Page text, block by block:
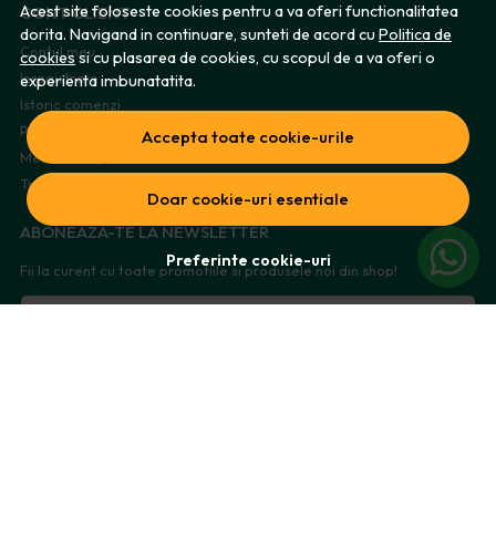
Acest site foloseste cookies pentru a va oferi functionalitatea
dorita. Navigand in continuare, sunteti de acord cu Politica de
cookiessi cu plasarea de cookies, cu scopul de a va oferi o
experienta imbunatatita.
Accepta toate cookie-urile
Doar cookie-uri esentiale
Preferinte cookie-uri
CONT CLIENT
Contul meu
Inregistrare
Istoric comenzi
Produse favorite
Metode de plata
Transport si retururi
ABONEAZA-TE LA NEWSLETTER
Fii la curent cu toate promotiile si produsele noi din shop!